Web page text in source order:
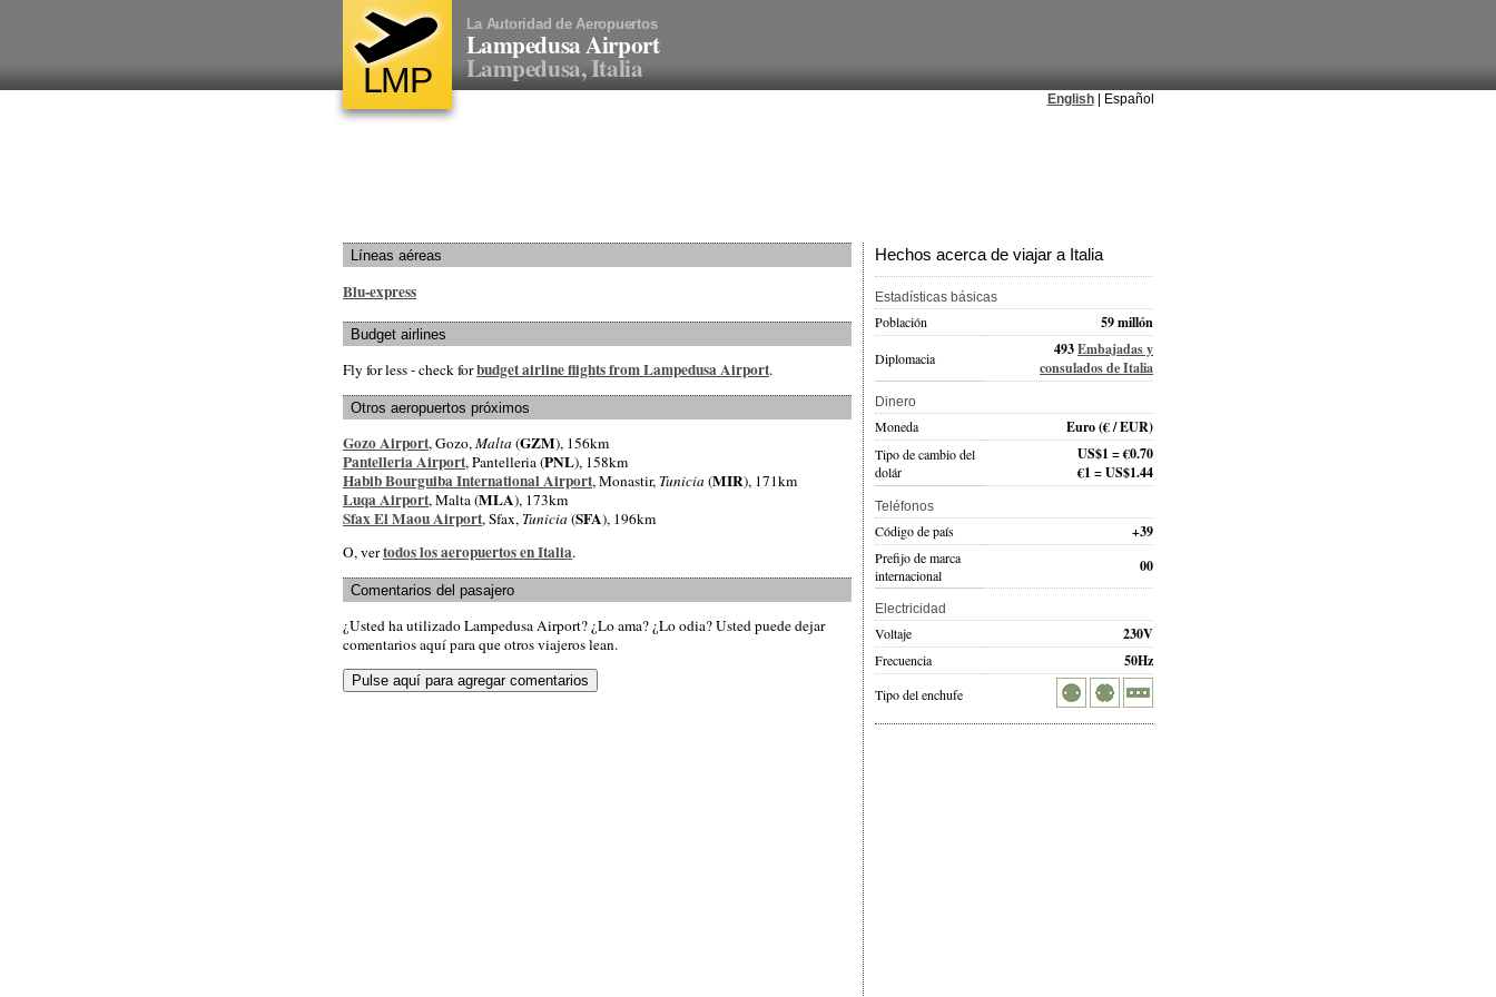
LMP
La Autoridad de Aeropuertos
Lampedusa Airport
Lampedusa, Italia
English| Español
Líneas aéreas
Blu-express
Budget airlines
Fly for less - check forbudget airline flights from Lampedusa Airport.
Otros aeropuertos próximos
Gozo Airport, Gozo,Malta (GZM), 156km
Pantelleria Airport, Pantelleria (PNL), 158km
Habib Bourguiba International Airport, Monastir, Tunicia (MIR), 171km
Luqa Airport, Malta (MLA), 173km
Sfax El Maou Airport, Sfax, Tunicia (SFA), 196km
O, vertodos los aeropuertos en Italia.
Comentarios del pasajero
¿Usted ha utilizado Lampedusa Airport? ¿Lo ama? ¿Lo odia? Usted puede dejar
comentarios aquí para que otros viajeros lean.
Hechos acerca de viajar a Italia
Estadísticas básicas
Población 59 millón
Diplomacia 493Embajadas y
consulados de Italia
Dinero
Moneda Euro(€ / EUR)
Tipo de cambio del
dolár
US$1 = €0.70
€1 = US$1.44
Teléfonos
Código de país +39
Prefijo de marca
internacional
00
Electricidad
Voltaje 230V
Frecuencia 50Hz
Tipo del enchufe